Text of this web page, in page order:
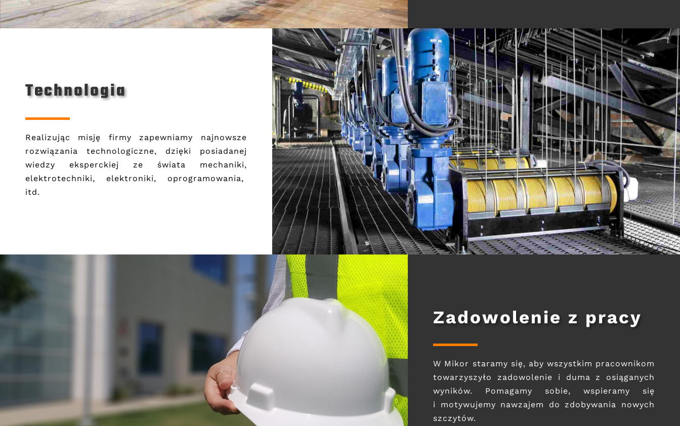
Technologia
Realizując misję firmy zapewniamy najnowsze
rozwiązania technologiczne, dzięki posiadanej
wiedzy eksperckiej ze świata mechaniki,
elektrotechniki, elektroniki, oprogramowania,
itd.
Zadowolenie z pracy
W Mikor staramy się, aby wszystkim pracownikom
towarzyszyło zadowolenie i duma z osiąganych
wyników. Pomagamy sobie, wspieramy się
i motywujemy nawzajem do zdobywania nowych
szczytów.